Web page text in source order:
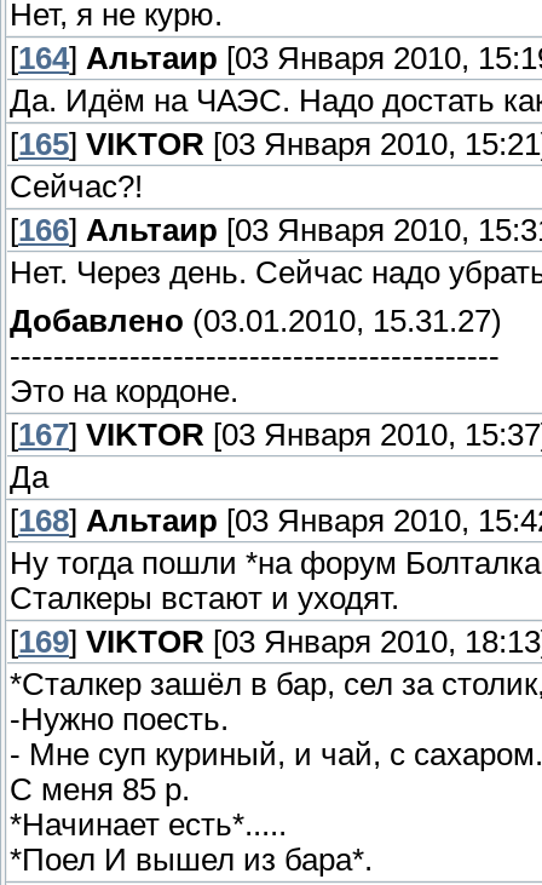
Нет, я не курю.
[164] Альтаир [03 Января 2010,
Да. Идём на ЧАЭС. Надо достать
[165] VIKTOR [03 Января 2010,
Сейчас?!
[166] Альтаир [03 Января 2010,
Нет. Через день. Сейчас надо
Добавлено (03.01.2010, 15.31.27)
---------------------------------------------
Это на кордоне.
[167] VIKTOR [03 Января 2010,
Да
[168] Альтаир [03 Января 2010,
Ну тогда пошли *на форум
Сталкеры встают и уходят.
[169] VIKTOR [03 Января 2010,
*Сталкер зашёл в бар, сел за
-Нужно поесть.
- Мне суп куриный, и чай, с сахаром.
С меня 85 р.
*Начинает есть*.....
*Поел И вышел из бара*.